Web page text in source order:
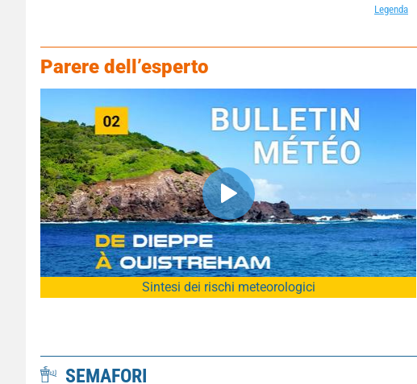
Legenda
Parere dell’esperto
Sintesi dei rischi meteorologici
SEMAFORI